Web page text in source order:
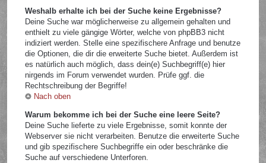
Weshalb erhalte ich bei der Suche keine Ergebnisse?
Deine Suche war möglicherweise zu allgemein gehalten und
enthielt zu viele gängige Wörter, welche von phpBB3 nicht
indiziert werden. Stelle eine spezifischere Anfrage und benutze
die Optionen, die dir die erweiterte Suche bietet. Außerdem ist
es natürlich auch möglich, dass dein(e) Suchbegriff(e) hier
nirgends im Forum verwendet wurden. Prüfe ggf. die
Rechtschreibung der Begriffe!
Nach oben
Warum bekomme ich bei der Suche eine leere Seite?
Deine Suche lieferte zu viele Ergebnisse, somit konnte der
Webserver sie nicht verarbeiten. Benutze die erweiterte Suche
und gib spezifischere Suchbegriffe ein oder beschränke die
Suche auf verschiedene Unterforen.